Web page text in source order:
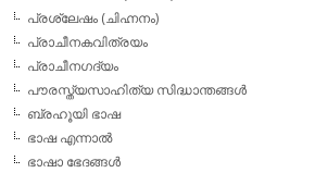
പ്രശ്ലേഷം (ചിഹ്നനം)
പ്രാചീനകവിത്രയം
പ്രാചീനഗദ്യം
പൗരസ്ത്യസാഹിത്യ സിദ്ധാന്തങ്ങള്‍
ബ്രഹൂയി ഭാഷ
ഭാഷ എന്നാല്‍
ഭാഷാ ഭേദങ്ങള്‍